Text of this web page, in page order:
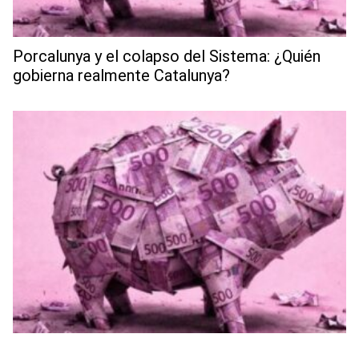
Porcalunya y el colapso del Sistema: ¿Quién
gobierna realmente Catalunya?